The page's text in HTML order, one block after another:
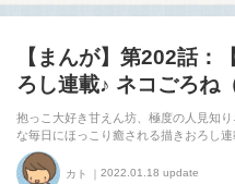
【まんが】第202話：
ろし連載♪ ネコごろね
抱っこ大好き甘えん坊、極度の人見知
な毎日にほっこり癒される描きおろし連
カト 2022.01.18 update